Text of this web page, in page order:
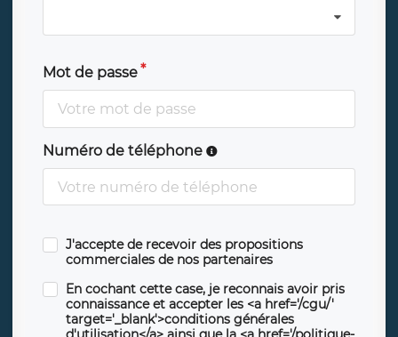
Mot de passe
Numéro de téléphone
J'accepte de recevoir des propositions
commerciales de nos partenaires
En cochant cette case, je reconnais avoir pris
connaissance et accepter les <a href='/cgu/'
target='_blank'>conditions générales